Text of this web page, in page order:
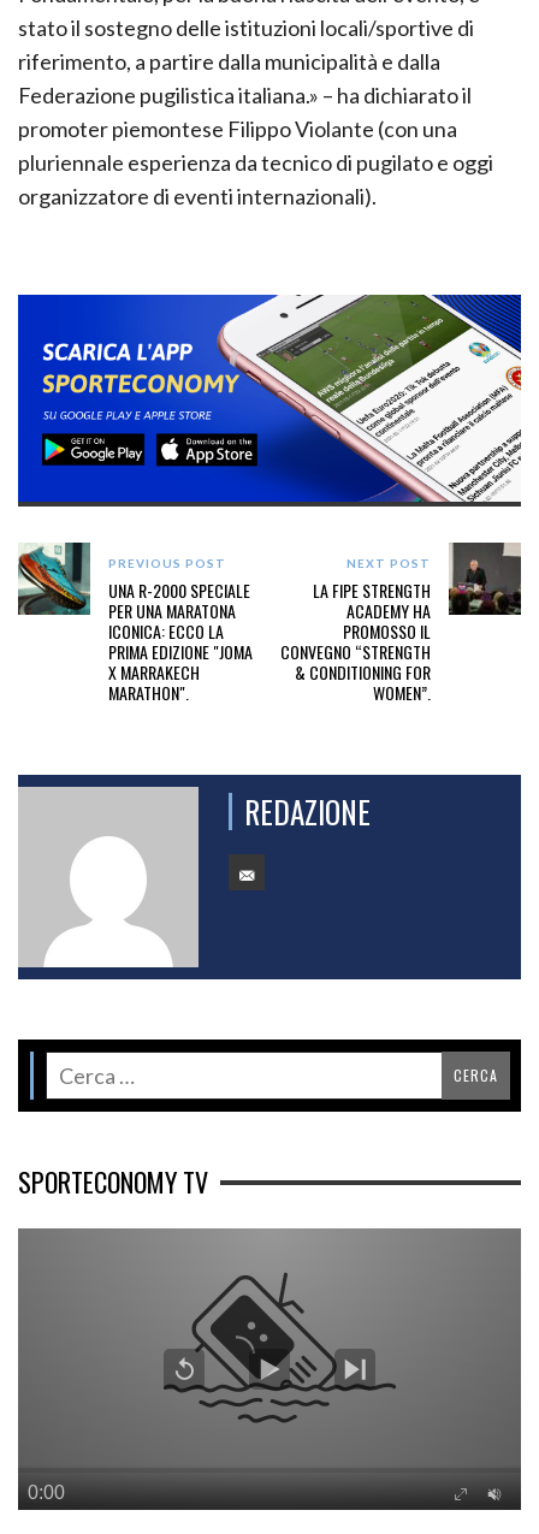
stato il sostegno delle istituzioni locali/sportive di
riferimento, a partire dalla municipalità e dalla
Federazione pugilistica italiana.» – ha dichiarato il
promoter piemontese Filippo Violante (con una
pluriennale esperienza da tecnico di pugilato e oggi
organizzatore di eventi internazionali).
PREVIOUS POST
UNA R-2000 SPECIALE
PER UNA MARATONA
ICONICA: ECCO LA
PRIMA EDIZIONE "JOMA
X MARRAKECH
MARATHON".
NEXT POST
LA FIPE STRENGTH
ACADEMY HA
PROMOSSO IL
CONVEGNO “STRENGTH
& CONDITIONING FOR
WOMEN”.
REDAZIONE
SPORTECONOMY TV